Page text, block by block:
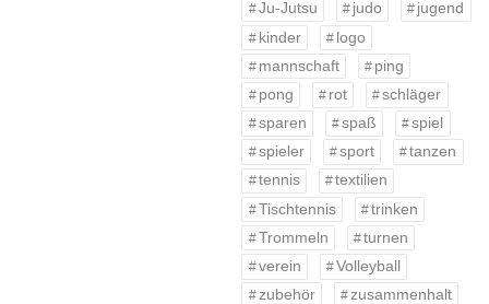
Ju-Jutsu
judo
jugend
kinder
logo
mannschaft
ping
pong
rot
schläger
sparen
spaß
spiel
spieler
sport
tanzen
tennis
textilien
Tischtennis
trinken
Trommeln
turnen
verein
Volleyball
zubehör
zusammenhalt